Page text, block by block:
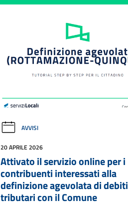
AVVISI
20 APRILE 2026
Attivato il servizio online per i
contribuenti interessati alla
definizione agevolata di debiti
tributari con il Comune